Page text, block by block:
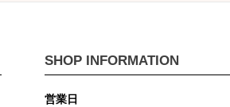
SHOP INFORMATION
営業日